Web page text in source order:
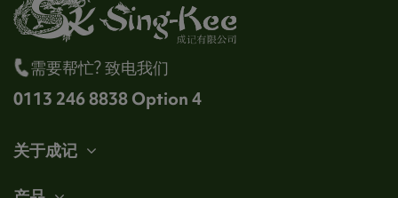
需要帮忙? 致电我们
0113 246 8838 Option 4
关于成记